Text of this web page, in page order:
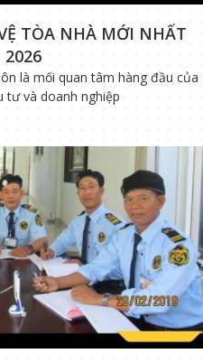
TÒA NHÀ MỚI NHẤT
là mối quan tâm hàng đầu của
tư và doanh nghiệp